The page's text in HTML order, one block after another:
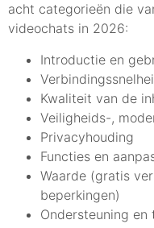
acht categorieën die
videochats in 2026:
Introductie en
Kwaliteit van de
Veiligheids-,
Privacyhouding
Functies en
Waarde (gratis
beperkingen)
Ondersteuning en